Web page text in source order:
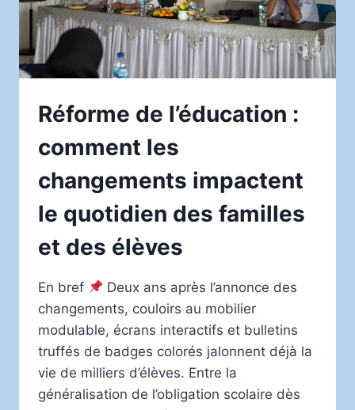
Réforme de l’éducation :
comment les
changements impactent
le quotidien des familles
et des élèves
En bref
Deux ans après l’annonce des
changements, couloirs au mobilier
modulable, écrans interactifs et bulletins
truffés de badges colorés jalonnent déjà la
vie de milliers d’élèves. Entre la
généralisation de l’obligation scolaire dès